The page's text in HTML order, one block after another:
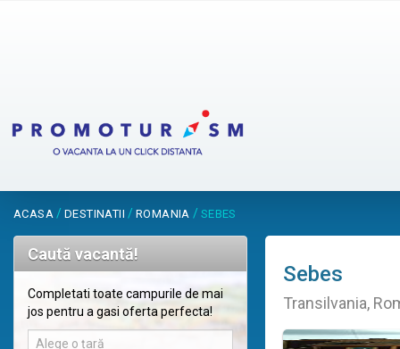
ACASA / DESTINATII / ROMANIA / SEBES
Caută vacantă!
Completati toate campurile de mai
jos pentru a gasi oferta perfecta!
Alege o țară
Sebes
Transilvania,